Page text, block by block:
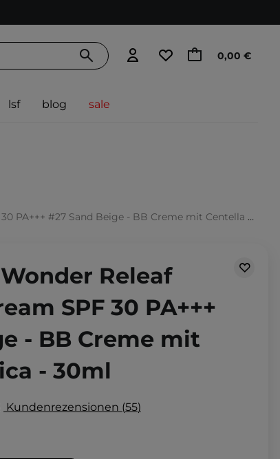
0,00 €
lsf blog sale
#27 Sand Beige - BB Creme mit Centella Asiatica - 30ml
Releaf
SPF 30 PA+++
- BB Creme mit
- 30ml
Kundenrezensionen 55